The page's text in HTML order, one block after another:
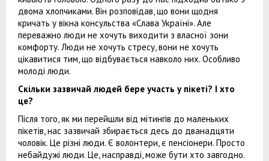
двома хлопчиками. Він розповідав, що вони щодня
кричать у вікна консульства «Слава Україні». Але
переважно люди не хочуть виходити з власної зони
комфорту. Люди не хочуть стресу, вони не хочуть
цікавитися тим, що відбувається навколо них. Особливо
молоді люди.
Скільки зазвичай людей бере участь у пікеті? І хто
це?
Після того, як ми перейшли від мітингів до маленьких
пікетів, нас зазвичай збирається десь до дванадцяти
чоловік. Це різні люди. Є волонтери, є пенсіонери. Просто
небайдужі люди. Це, насправді, може бути хто завгодно.